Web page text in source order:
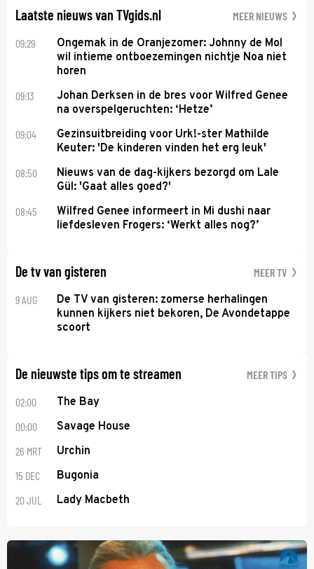
Laatste nieuws van TVgids.nl MEER NIEUWS
09:29
Ongemak in de Oranjezomer: Johnny de Mol
wil intieme ontboezemingen nichtje Noa niet
horen
09:13
Johan Derksen in de bres voor Wilfred Genee
na overspelgeruchten: ‘Hetze’
09:04
Gezinsuitbreiding voor Urk!-ster Mathilde
Keuter: 'De kinderen vinden het erg leuk'
08:50
Nieuws van de dag-kijkers bezorgd om Lale
Gül: 'Gaat alles goed?'
08:45
Wilfred Genee informeert in Mi dushi naar
liefdesleven Frogers: ‘Werkt alles nog?’
De tv van gisteren MEER TV
9 AUG
De TV van gisteren: zomerse herhalingen
kunnen kijkers niet bekoren, De Avondetappe
scoort
De nieuwste tips om te streamen MEER TIPS
02:00 The Bay
00:00 Savage House
26 MRT Urchin
15 DEC Bugonia
20 JUL Lady Macbeth